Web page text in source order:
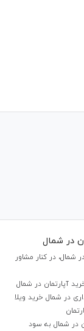
در شمال
شمال، در کنار مشاور
آپارتمان در شمال
در شمال خرید ویلا
در شمال به سود